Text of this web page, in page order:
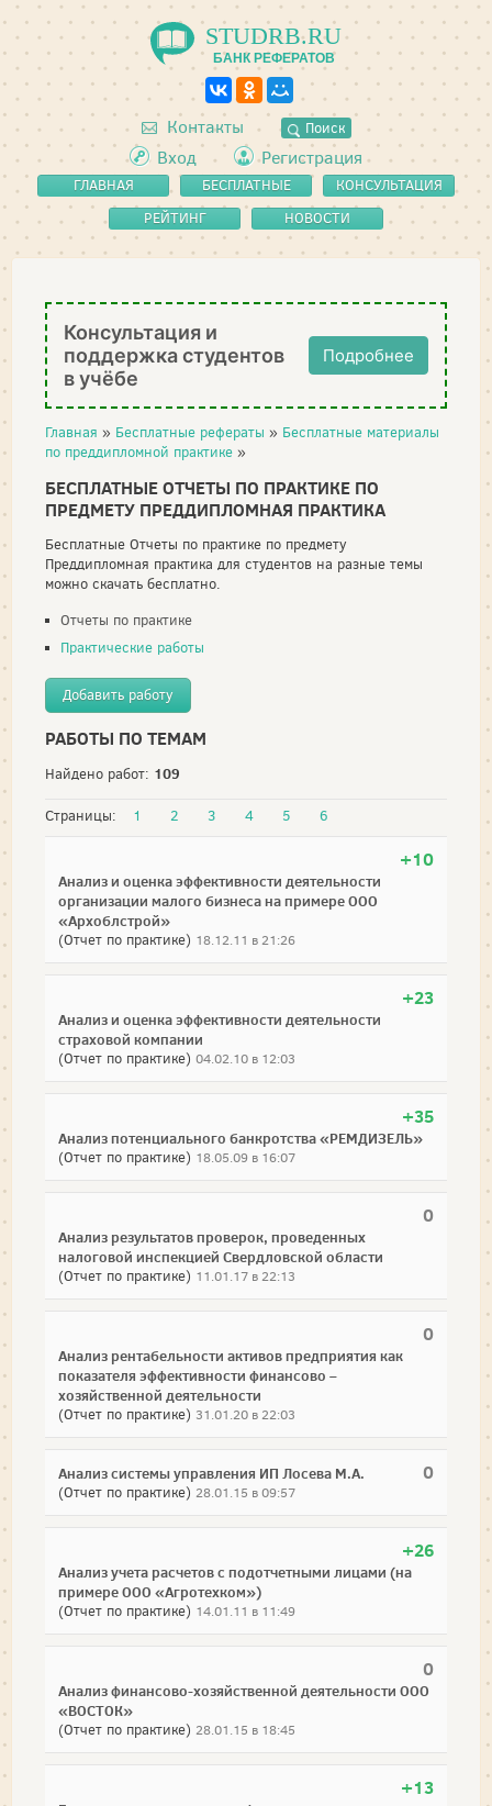
STUDRB.RU
БАНК РЕФЕРАТОВ
Контакты Поиск
Вход Регистрация
ГЛАВНАЯ
БЕСПЛАТНЫЕ
РЕФЕРАТЫ
КОНСУЛЬТАЦИЯ
РЕЙТИНГ
НОВОСТИ
Консультация и
поддержка студентов
в учёбе
Подробнее
Главная » Бесплатные рефераты » Бесплатные материалы
по преддипломной практике »
БЕСПЛАТНЫЕ ОТЧЕТЫ ПО ПРАКТИКЕ ПО
ПРЕДМЕТУ ПРЕДДИПЛОМНАЯ ПРАКТИКА
Бесплатные Отчеты по практике по предмету
Преддипломная практика для студентов на разные темы
можно скачать бесплатно.
Отчеты по практике
Практические работы
Добавить работу
РАБОТЫ ПО ТЕМАМ
Найдено работ: 109
Страницы: 1 2 3 4 5 6
+10
Анализ и оценка эффективности деятельности
организации малого бизнеса на примере ООО
«Архоблстрой»
(Отчет по практике) 18.12.11 в 21:26
+23
Анализ и оценка эффективности деятельности
страховой компании
(Отчет по практике) 04.02.10 в 12:03
+35
Анализ потенциального банкротства «РЕМДИЗЕЛЬ»
(Отчет по практике) 18.05.09 в 16:07
0
Анализ результатов проверок, проведенных
налоговой инспекцией Свердловской области
(Отчет по практике) 11.01.17 в 22:13
0
Анализ рентабельности активов предприятия как
показателя эффективности финансово –
хозяйственной деятельности
(Отчет по практике) 31.01.20 в 22:03
0
Анализ системы управления ИП Лосева М.А.
(Отчет по практике) 28.01.15 в 09:57
+26
Анализ учета расчетов с подотчетными лицами (на
примере ООО «Агротехком»)
(Отчет по практике) 14.01.11 в 11:49
0
Анализ финансово-хозяйственной деятельности ООО
«ВОСТОК»
(Отчет по практике) 28.01.15 в 18:45
+13